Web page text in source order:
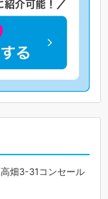
畑3-31コンセール